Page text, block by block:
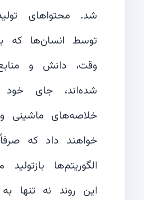
شد. محتواهای
توسط انسان‌ها که
وقت، دانش و
شده‌اند، جای
خلاصه‌های ماشینی
خواهند داد که
الگوریتم‌ها
این روند نه تنها